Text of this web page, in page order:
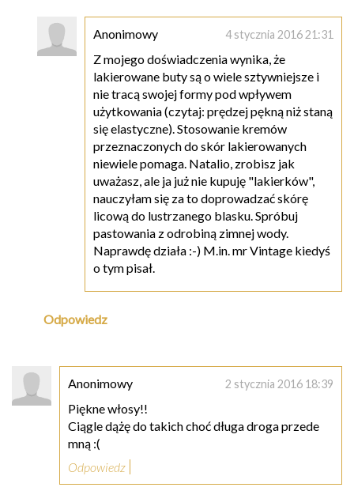
Anonimowy 4 stycznia 2016 21:31
Z mojego doświadczenia wynika, że
lakierowane buty są o wiele sztywniejsze i
nie tracą swojej formy pod wpływem
użytkowania (czytaj: prędzej pękną niż staną
się elastyczne). Stosowanie kremów
przeznaczonych do skór lakierowanych
niewiele pomaga. Natalio, zrobisz jak
uważasz, ale ja już nie kupuję "lakierków",
nauczyłam się za to doprowadzać skórę
licową do lustrzanego blasku. Spróbuj
pastowania z odrobiną zimnej wody.
Naprawdę działa :-) M.in. mr Vintage kiedyś
o tym pisał.
Odpowiedz
Anonimowy 2 stycznia 2016 18:39
Piękne włosy!!
Ciągle dążę do takich choć długa droga przede
mną :(
Odpowiedz